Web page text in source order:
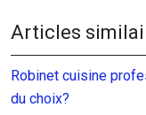
Articles
Robinet cuisine
du choix?